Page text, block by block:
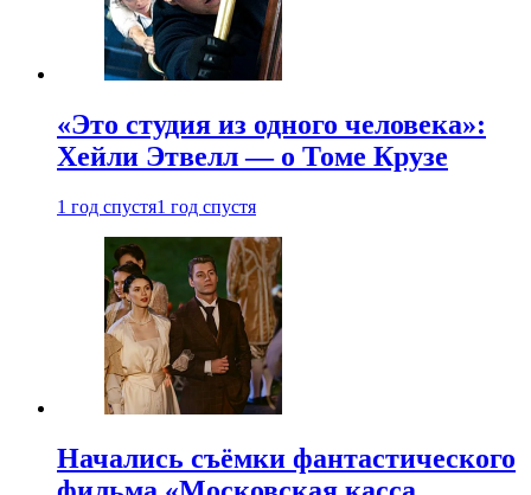
«Это студия из одного человека»:
Хейли Этвелл — о Томе Крузе
1 год спустя1 год спустя
Начались съёмки фантастического